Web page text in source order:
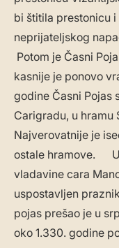
bi štitila prestonicu
neprijateljskog
Potom je Časni
kasnije je ponovo
godine Časni Pojas
Carigradu, u hramu
Najverovatnije je
ostale hramove. U
vladavine cara
uspostavljen
pojas prešao je u
oko 1.330. godine